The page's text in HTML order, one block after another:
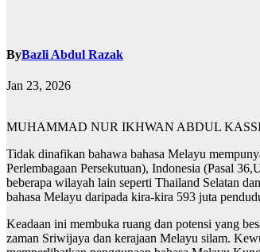
ByBazli Abdul Razak
Jan 23, 2026
MUHAMMAD NUR IKHWAN ABDUL
Tidak dinafikan bahawa bahasa Melayu
Perlembagaan Persekutuan), Indonesia (Pasal
beberapa wilayah lain seperti Thailand Selatan
bahasa Melayu daripada kira-kira 593 juta
Keadaan ini membuka ruang dan potensi yang
zaman Sriwijaya dan kerajaan Melayu silam.